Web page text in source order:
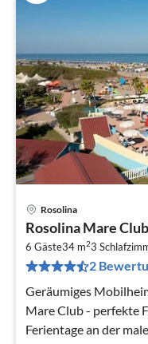
Rosolina
Rosolina Mare
6 Gäste34 m23
2
Geräumiges
Mare Club - perfekte
Ferientage an der